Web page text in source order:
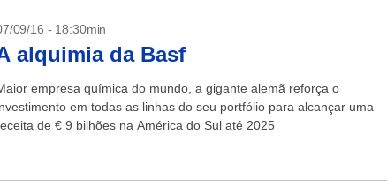
09/16 - 18:30min
alquimia da Basf
empresa química do mundo, a gigante alemã reforça o
em todas as linhas do seu portfólio para alcançar uma
de € 9 bilhões na América do Sul até 2025